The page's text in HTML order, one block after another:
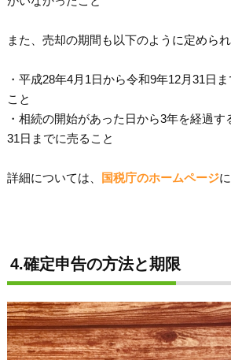
また、売却の期間も以下のように定められ
・平成28年4月1日から令和9年12月31日
こと
・相続の開始があった日から3年を経過す
31日までに売ること
詳細については、 国税庁のホームページ
4.確定申告の方法と期限